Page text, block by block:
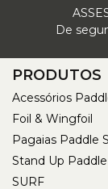
De
PRODUTOS
Acessórios
Foil & Wingfoil
Pagaias Paddle
Stand Up Paddle
SURF